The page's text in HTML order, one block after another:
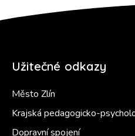
Užitečné odkazy
Město Zlín
Krajská pedagogicko-
Dopravní spojení